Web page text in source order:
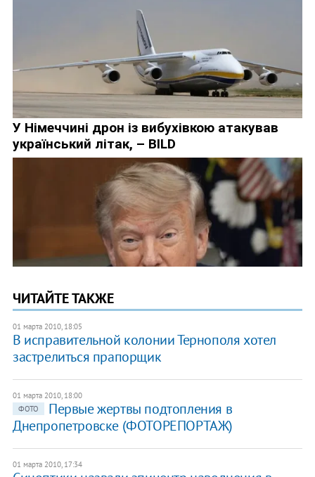
ЧИТАЙТЕ ТАКЖЕ
01 марта 2010, 18:05
В исправительной колонии Тернополя хотел
застрелиться прапорщик
01 марта 2010, 18:00
ФОТО
Первые жертвы подтопления в
Днепропетровске (ФОТОРЕПОРТАЖ)
01 марта 2010, 17:34